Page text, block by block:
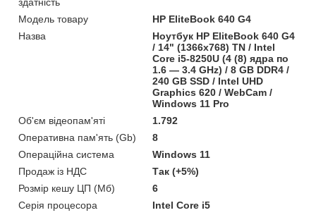
Модель товару
HP EliteBook 640 G4
Назва
Ноутбук HP EliteBook 640 G4
/ 14" (1366x768) TN / Intel
Core i5-8250U (4 (8) ядра по
1.6 — 3.4 GHz) / 8 GB DDR4 /
240 GB SSD / Intel UHD
Graphics 620 / WebCam /
Windows 11 Pro
Об'єм відеопам'яті
1.792
Оперативна пам'ять (Gb)
8
Операційна система
Windows 11
Продаж із НДС
Так (+5%)
Розмір кешу ЦП (Мб)
6
Серія процесора
Intel Core i5